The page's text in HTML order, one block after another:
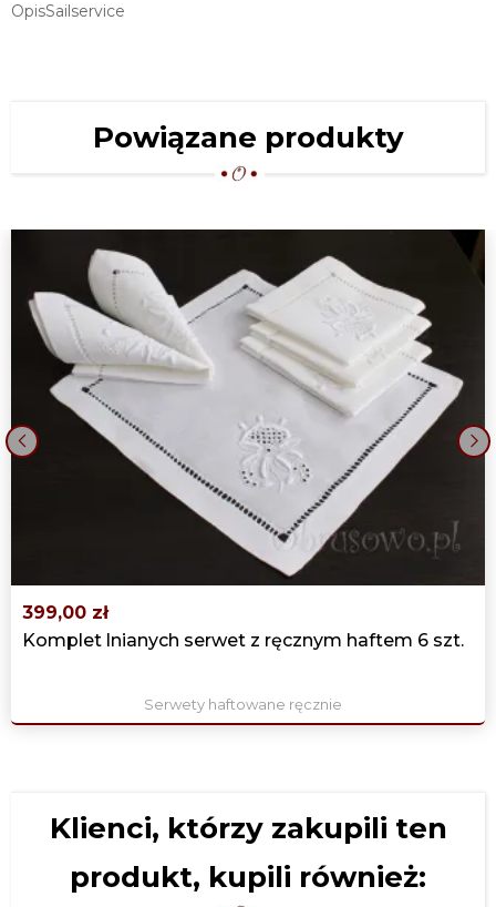
OpisSailservice
Powiązane produkty
399,00 zł
Komplet lnianych serwet z ręcznym haftem 6 szt.
Serwety haftowane ręcznie
Klienci, którzy zakupili ten
produkt, kupili również: